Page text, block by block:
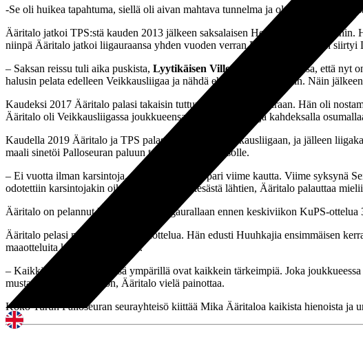
-Se oli huikea tapahtuma, siellä oli aivan mahtava tunnelma ja oltiin todella
Ääritalo jatkoi TPS:stä kauden 2013 jälkeen saksalaisen Holstein Kielin riveihin.
niinpä Ääritalo jatkoi liigauraansa yhden vuoden verran FC Lahdessa. Hän siirtyi
– Saksan reissu tuli aika puskista, Lyytikäisen Villesanoi tammikuussa, että nyt
halusin pelata edelleen Veikkausliigaa ja nähdä ehkä jotain muutakin. Näin
Kaudeksi 2017 Ääritalo palasi takaisin tuttuun Turun Palloseuraan. Hän oli
Ääritalo oli Veikkausliigassa joukkueensa paras maalintekijä kahdeksalla
Kaudella 2019 Ääritalo ja TPS palasivat takaisin Veikkausliigaan, ja jälleen
maali sinetöi Palloseuran paluun takaisin pääsarjatasolle.
– Ei vuotta ilman karsintoja, sitä tämä on ollut pari viime kautta. Viime syksynä
odotettiin karsintojakin oikeastaan jo loppukesästä lähtien, Ääritalo palauttaa
Ääritalo on pelannut koko Veikkausliigaurallaan ennen keskiviikon KuPS-ottelua
Ääritalo pelasi myös kuusi A-maaottelua. Hän edusti Huuhkajia ensimmäisen
maaotteluita kertyi yhteensä 42.
– Kaikki nämä ihmiset tässä ympärillä ovat kaikkein tärkeimpiä. Joka
mustavalkoinen sydän on, Ääritalo vielä painottaa.
Koko Turun Palloseuran seurayhteisö kiittää Mika Ääritaloa kaikista hienoista ja